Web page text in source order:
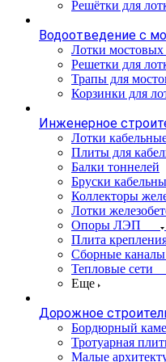
Решётки для
Водоотведение с
Лотки
Решетки для
Трапы для
Корзинки для
Инженерное
Лотки
Плиты для
Балки тоннелей
Бруски
Коллекторы
Лотки
Опоры ЛЭП
Плита
Сборные каналы
Тепловые сети
Еще
Дорожное
Бордюрный
Тротуарная
Малые